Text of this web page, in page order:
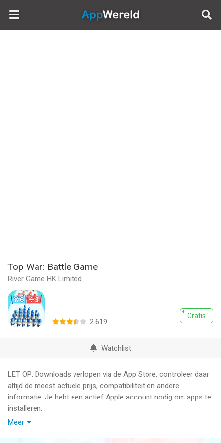
AppWereld
Top War: Battle Game
River Game HK Limited
Gratis
2.619
Watchlist
LET OP: Downloads verlopen via de App Store, controleer daar
altijd de meest actuele prijs, compatibiliteit en andere
informatie. Je hebt een actief Apple account nodig om apps te
installeren.
Meer